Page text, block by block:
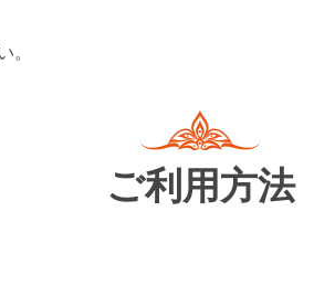
。
ご利用方法